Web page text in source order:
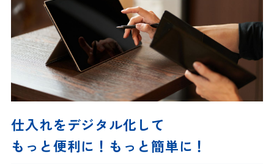
仕入れをデジタル化して
もっと便利に！もっと簡単に！